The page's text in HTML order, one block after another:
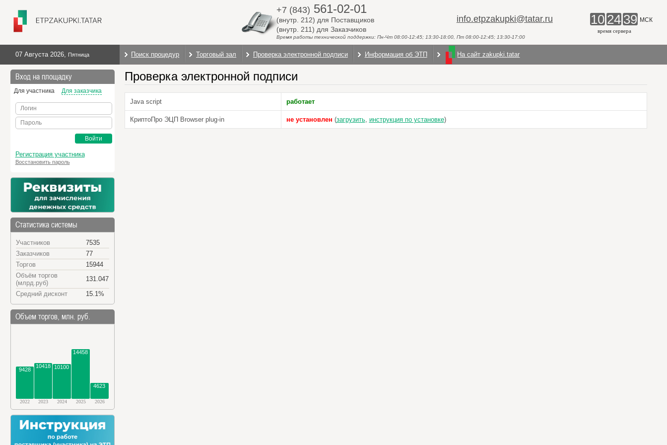
+7 (843) 561-02-01
(внутр. 212) для Поставщиков
(внутр. 211) для Заказчиков
info.etpzakupki@tatar.ru
Время работы технической поддержки: Пн-Чт 08:00-12:45; 13:30-18:00, Пт 08:00-12:45; 13:30-17:00
10 24 39 МСК
время сервера
07 Августа 2026, Пятница Поиск процедур Торговый зал Проверка электронной подписи Информация об ЭТП На сайт zakupki.tatar
Вход на площадку
Для участника Для заказчика
Логин
Пароль
Войти
Регистрация участника
Восстановить пароль
Статистика системы
Участников
7535
Заказчиков
77
Торгов
15944
Объём торгов
(млрд.руб)
131.047
Средний дисконт
15.1%
Объем торгов, млн. руб.
9428
10418 10100
14458
4623
2022 2023 2024 2025 2026
Проверка электронной подписи
Java script работает
КриптоПро ЭЦП Browser plug-in не установлен (загрузить, инструкция по установке)